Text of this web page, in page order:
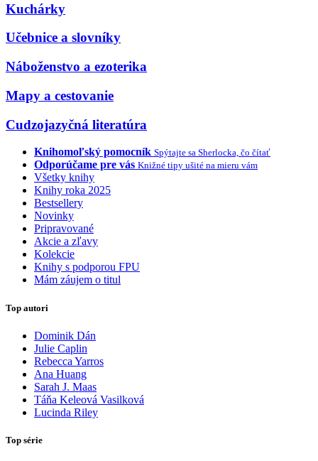
Kuchárky
Učebnice a slovníky
Náboženstvo a ezoterika
Mapy a cestovanie
Cudzojazyčná literatúra
Knihomoľský pomocník Spýtajte sa Sherlocka, čo čítať
Odporúčame pre vás Knižné tipy ušité na mieru vám
Všetky knihy
Knihy roka 2025
Bestsellery
Novinky
Pripravované
Akcie a zľavy
Kolekcie
Knihy s podporou FPU
Mám záujem o titul
Top autori
Dominik Dán
Julie Caplin
Rebecca Yarros
Ana Huang
Sarah J. Maas
Táňa Keleová Vasilková
Lucinda Riley
Top série